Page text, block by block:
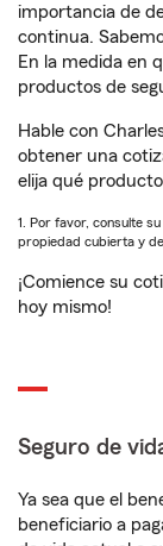
importancia de
continua.
En la medida en
productos de
Hable con
obtener una
elija qué
1. Por favor, consulte
propiedad cubierta y
¡Comience su
hoy mismo!
Seguro de
Ya sea que el
beneficiario a